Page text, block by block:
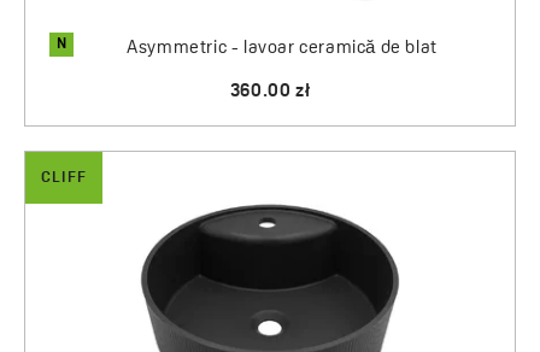
N Asymmetric - lavoar ceramică de blat
360.00 zł
CLIFF